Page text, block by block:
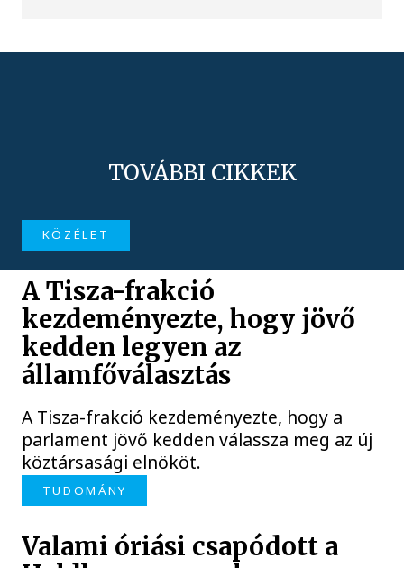
TOVÁBBI CIKKEK
KÖZÉLET
A Tisza-frakció
kezdeményezte, hogy jövő
kedden legyen az
államfőválasztás
A Tisza-frakció kezdeményezte, hogy a
parlament jövő kedden válassza meg az új
köztársasági elnököt.
TUDOMÁNY
Valami óriási csapódott a